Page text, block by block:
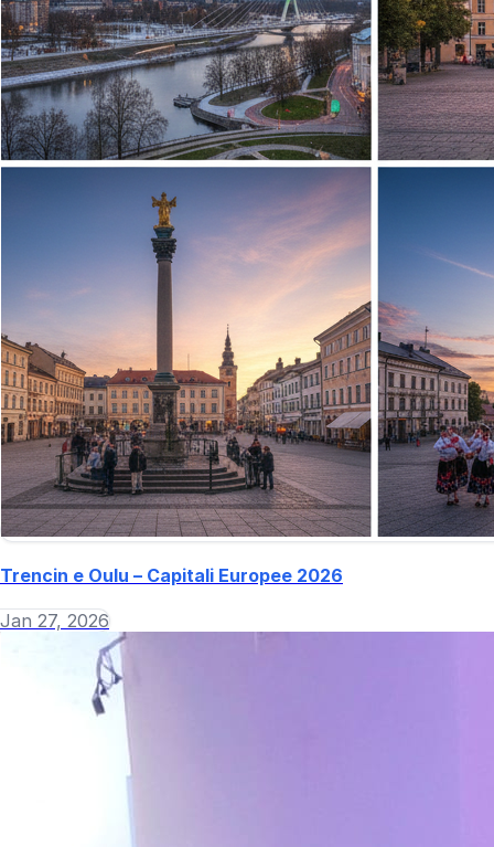
Trencin e Oulu – Capitali Europee 2026
Jan 27, 2026